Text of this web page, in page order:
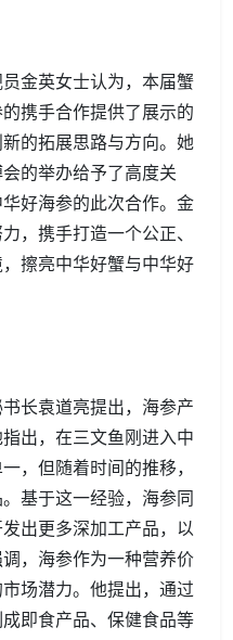
金英女士认为，本届蟹
携手合作提供了展示的
的拓展思路与方向。她
的举办给予了高度关
好海参的此次合作。金
，携手打造一个公正、
擦亮中华好蟹与中华好
长袁道亮提出，海参产
出，在三文鱼刚进入中
，但随着时间的推移，
基于这一经验，海参同
出更多深加工产品，以
，海参作为一种营养价
场潜力。他提出，通过
即食产品、保健食品等